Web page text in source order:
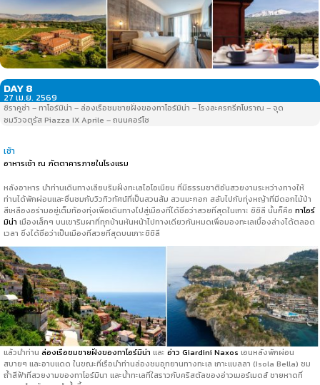
DAY 8
27 เม.ย. 2569
ซิราคูซ่า – ทาโอร์มิน่า – ล่องเรือชมชายฝั่งของทาโอร์มิน่า – โรงละครกรีกโบราณ – จุด
ชมวิวจตุรัส Piazza IX Aprile – ถนนคอร์โซ
เช้า
อาหารเช้า ณ ภัตตาคารภายในโรงแรม
หลังอาหาร นำท่านเดินทางเลียบริมฝั่งทะเลไอโอเนียน ที่มีธรรมชาติอันสวยงามระหว่างทางให้
ท่านได้พักผ่อนและชื่นชมกับวิวทิวทัศน์ที่เป็นสวนส้ม สวนมะกอก สลับไปกับทุ่งหญ้าที่มีดอกไม้ป่า
สีเหลืองอร่ามอยู่เต็มท้องทุ่งเพื่อเดินทางไปสู่เมืองที่ได้ชื่อว่าสวยที่สุดในเกาะ ซิซิลี นั้นก็คือ ทาโอร์
มิน่า เมืองเล็กๆ บนเขาริมผาที่ทุกบ้านหันหน้าไปทางเดียวกันหมดเพื่อมองทะเลเบื้องล่างได้ตลอด
เวลา ซึ่งได้ชื่อว่าเป็นเมืองที่สวยที่สุดบนเกาะซิซิลี
แล้วนำท่าน ล่องเรือชมชายฝั่งของทาโอร์มิน่า และ อ่าว Giardini Naxos เอนหลังพักผ่อน
สบายๆ และอาบแดด ในขณะที่เรือนำท่านล่องชมอุทยานทางทะเล เกาะแบลลา (Isola Bella) ชม
ถ้ำสีฟ้าที่สวยงามของทาโอร์มินา และน้ำทะเลที่ใสราวกับคริสตัลของอ่าวเมอร์เมดส์ ชายหาดที่